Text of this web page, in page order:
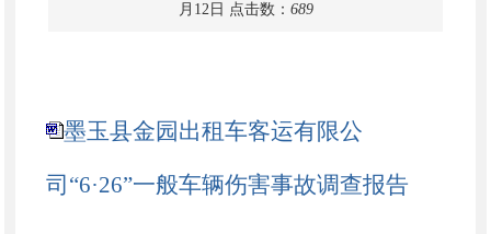
月12日 点击数： 689
墨玉县金园出租车客运有限公
司“6·26”一般车辆伤害事故调查报告